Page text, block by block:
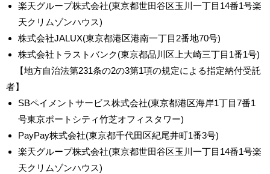
楽天グループ株式会社(東京都世田谷区玉川一丁目14番1号楽
天クリムゾンハウス)
株式会社JALUX(東京都港区港南一丁目2番地70号)
株式会社トラストバンク(東京都品川区上大崎三丁目1番1号)
【地方自治法第231条の2の3第1項の規定による指定納付受託
者】
SBペイメントサービス株式会社(東京都港区海岸1丁目7番1
号東京ポートシティ竹芝オフィスタワー)
PayPay株式会社(東京都千代田区紀尾井町1番3号)
楽天グループ株式会社(東京都世田谷区玉川一丁目14番1号楽
天クリムゾンハウス)